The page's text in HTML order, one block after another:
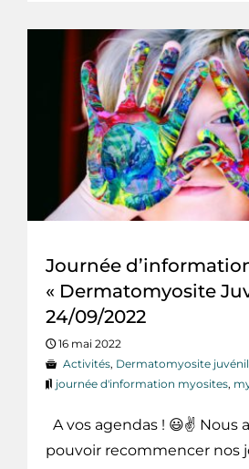
Journée
« Dermatomyosite
24/09/2022
16 mai 2022
Activités, Dermatomyosite
journée d'information myosites,
A vos agendas ! 😃✌ Nous
pouvoir recommencer nos